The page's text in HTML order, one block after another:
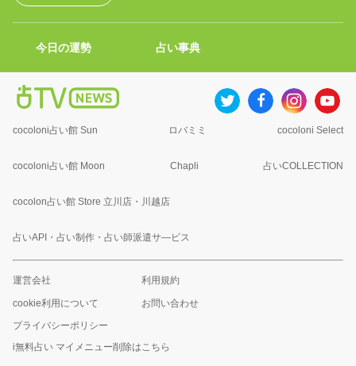
今日の運勢 占い事典
cocoloni占い館 Sun ロバミミ cocoloni Select
cocoloni占い館 Moon Chapli 占いCOLLECTION
cocolon占い館 Store 立川店・川越店
占いAPI・占い制作・占い師派遣サ―ビス
運営会社 利用規約
cookie利用について お問い合わせ
プライバシーポリシー
i無料占い マイメニュー削除はこちら